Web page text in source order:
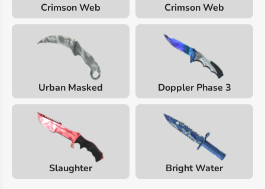
Crimson Web Crimson Web
Urban Masked Doppler Phase 3
Slaughter Bright Water